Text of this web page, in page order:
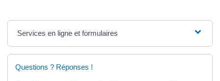
Services en ligne et formulaires
Questions ? Réponses !